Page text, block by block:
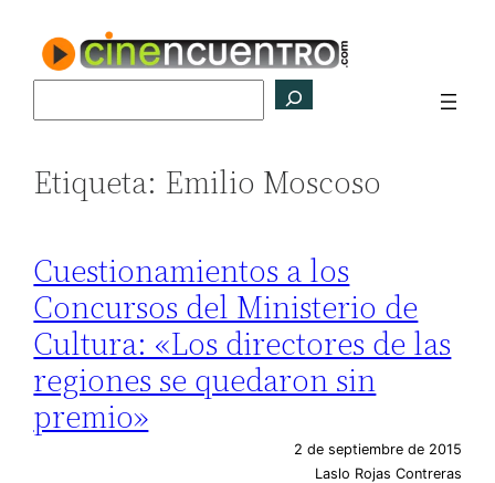
contenido
Etiqueta: Emilio Moscoso
Cuestionamientos a los
Concursos del Ministerio de
Cultura: «Los directores de las
regiones se quedaron sin
premio»
2 de septiembre de 2015
Laslo Rojas Contreras